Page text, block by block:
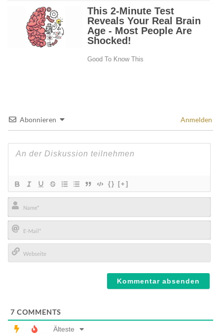
Abonnieren Anmelden
{} [+]
Name*
E-
Mail*
7 COMMENTS
Älteste